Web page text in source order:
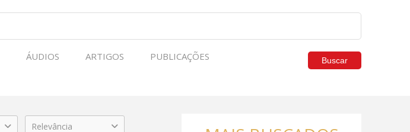
ÁUDIOS ARTIGOS PUBLICAÇÕES Buscar
Relevância